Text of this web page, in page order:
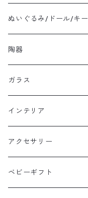
ぬいぐるみ/ドール/キ
陶器
ガラス
インテリア
アクセサリー
ベビーギフト